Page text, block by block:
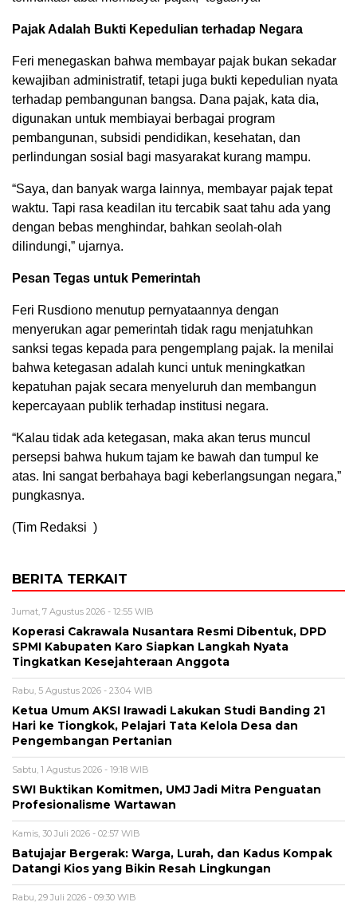
Pajak Adalah Bukti Kepedulian terhadap Negara
Feri menegaskan bahwa membayar pajak bukan sekadar
kewajiban administratif, tetapi juga bukti kepedulian nyata
terhadap pembangunan bangsa. Dana pajak, kata dia,
digunakan untuk membiayai berbagai program
pembangunan, subsidi pendidikan, kesehatan, dan
perlindungan sosial bagi masyarakat kurang mampu.
“Saya, dan banyak warga lainnya, membayar pajak tepat
waktu. Tapi rasa keadilan itu tercabik saat tahu ada yang
dengan bebas menghindar, bahkan seolah-olah
dilindungi,” ujarnya.
Pesan Tegas untuk Pemerintah
Feri Rusdiono menutup pernyataannya dengan
menyerukan agar pemerintah tidak ragu menjatuhkan
sanksi tegas kepada para pengemplang pajak. Ia menilai
bahwa ketegasan adalah kunci untuk meningkatkan
kepatuhan pajak secara menyeluruh dan membangun
kepercayaan publik terhadap institusi negara.
“Kalau tidak ada ketegasan, maka akan terus muncul
persepsi bahwa hukum tajam ke bawah dan tumpul ke
atas. Ini sangat berbahaya bagi keberlangsungan negara,”
pungkasnya.
(Tim Redaksi )
BERITA TERKAIT
Jumat, 7 Agustus 2026 - 12:55 WIB
Koperasi Cakrawala Nusantara Resmi Dibentuk, DPD
SPMI Kabupaten Karo Siapkan Langkah Nyata
Tingkatkan Kesejahteraan Anggota
Rabu, 5 Agustus 2026 - 23:04 WIB
Ketua Umum AKSI Irawadi Lakukan Studi Banding 21
Hari ke Tiongkok, Pelajari Tata Kelola Desa dan
Pengembangan Pertanian
Sabtu, 1 Agustus 2026 - 19:18 WIB
SWI Buktikan Komitmen, UMJ Jadi Mitra Penguatan
Profesionalisme Wartawan
Kamis, 30 Juli 2026 - 02:57 WIB
Batujajar Bergerak: Warga, Lurah, dan Kadus Kompak
Datangi Kios yang Bikin Resah Lingkungan
Rabu, 29 Juli 2026 - 09:30 WIB